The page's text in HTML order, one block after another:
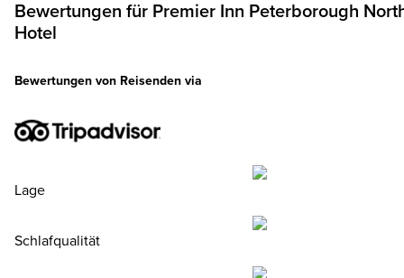
Bewertungen für Premier Inn Peterborough
Hotel
Bewertungen von Reisenden via
Lage
Schlafqualität